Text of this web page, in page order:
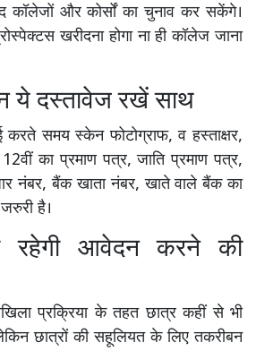
कॉलेजों और कोर्सों का चुनाव कर सकेंगे।
खरीदना होगा ना ही कॉलेज जाना
ये दस्तावेज रखें साथ
करते समय स्केन फोटोग्राफ, व हस्ताक्षर,
का प्रमाण पत्र, जाति प्रमाण पत्र,
नंबर, बैंक खाता नंबर, खाते वाले बैंक का
है।
रहेगी आवेदन करने की
प्रक्रिया के तहत छात्र कहीं से भी
छात्रों की सहूलियत के लिए तकरीबन